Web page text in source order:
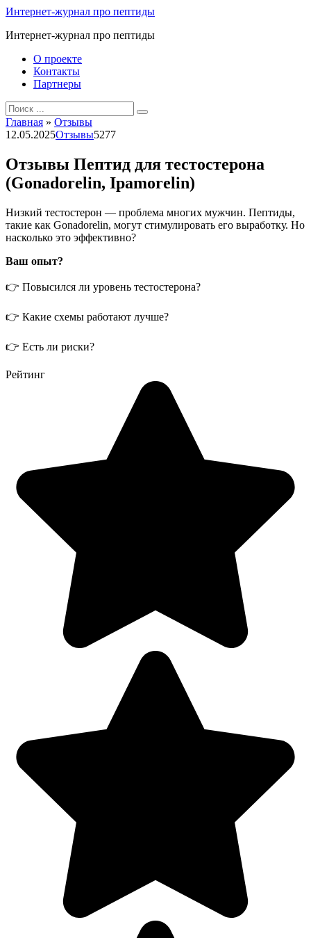
Перейти
контенту
Интернет-журнал про пептиды
Интернет-журнал про пептиды
О проекте
Контакты
Партнеры
Search
for:
Главная » Отзывы
12.05.2025Отзывы5277
Отзывы Пептид для тестостерона
(Gonadorelin, Ipamorelin)
Низкий тестостерон — проблема многих мужчин. Пептиды,
такие как Gonadorelin, могут стимулировать его выработку. Но
насколько это эффективно?
Ваш опыт?
👉 Повысился ли уровень тестостерона?
👉 Какие схемы работают лучше?
👉 Есть ли риски?
Рейтинг